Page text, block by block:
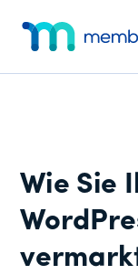
Hauptinhalt
springen
primären
Seitenleiste
springen
Fußzeile
springen
Menü
Plugin
Wie Sie